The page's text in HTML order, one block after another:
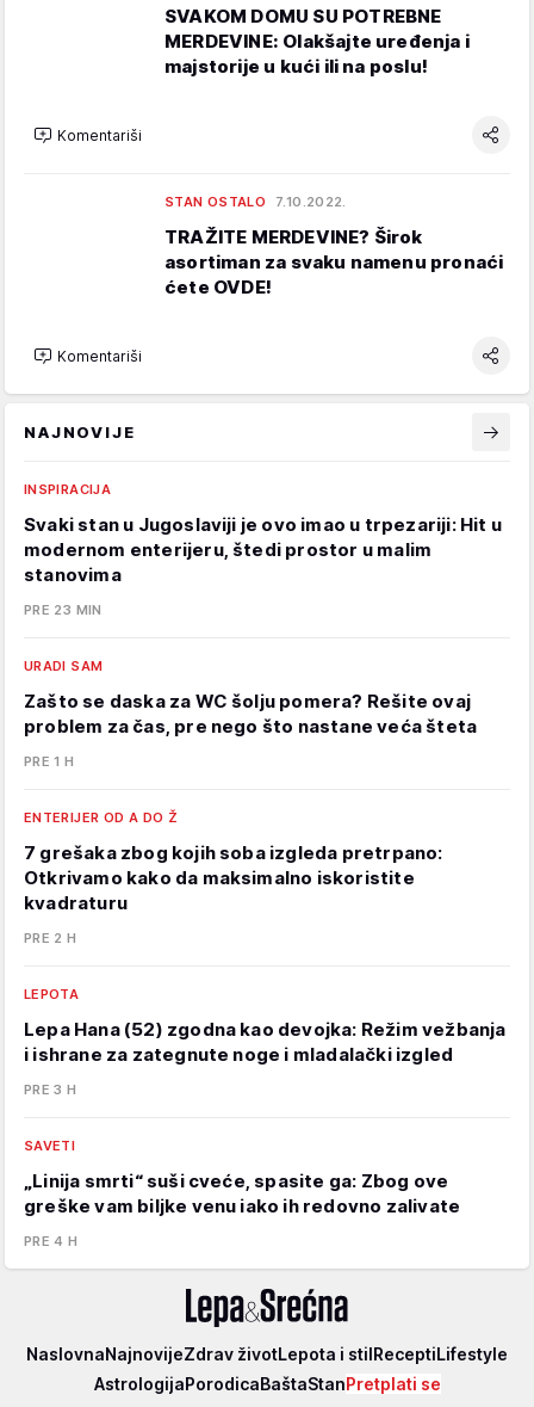
SVAKOM DOMU SU POTREBNE
MERDEVINE: Olakšajte uređenja i
majstorije u kući ili na poslu!
Komentariši
STAN OSTALO 7.10.2022.
TRAŽITE MERDEVINE? Širok
asortiman za svaku namenu pronaći
ćete OVDE!
Komentariši
NAJNOVIJE
INSPIRACIJA
Svaki stan u Jugoslaviji je ovo imao u trpezariji: Hit u
modernom enterijeru, štedi prostor u malim
stanovima
PRE 23 MIN
URADI SAM
Zašto se daska za WC šolju pomera? Rešite ovaj
problem za čas, pre nego što nastane veća šteta
PRE 1 H
ENTERIJER OD A DO Ž
7 grešaka zbog kojih soba izgleda pretrpano:
Otkrivamo kako da maksimalno iskoristite
kvadraturu
PRE 2 H
LEPOTA
Lepa Hana (52) zgodna kao devojka: Režim vežbanja
i ishrane za zategnute noge i mladalački izgled
PRE 3 H
SAVETI
„Linija smrti“ suši cveće, spasite ga: Zbog ove
greške vam biljke venu iako ih redovno zalivate
PRE 4 H
Lepa
NaslovnaNajnovijeZdrav životLepota i stilReceptiLifestyle
AstrologijaPorodicaBaštaStanPretplati se